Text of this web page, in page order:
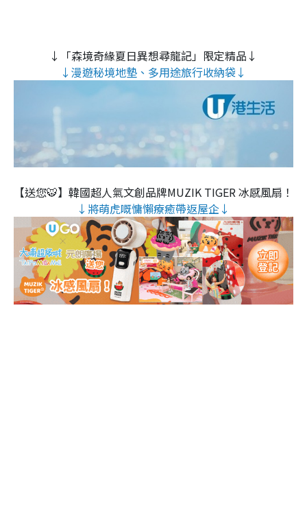
↓「森境奇緣夏日異想尋龍記」限定精品↓
↓漫遊秘境地墊、多用途旅行收納袋↓
【送您🐯】韓國超人氣文創品牌MUZIK TIGER 冰感風扇！
↓將萌虎嘅慵懶療癒帶返屋企↓